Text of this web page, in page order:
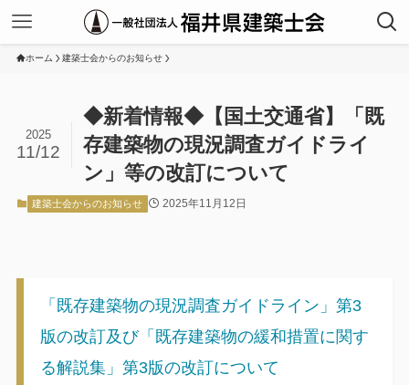
ホーム 建築士会からのお知らせ
◆新着情報◆【国土交通省】「既
存建築物の現況調査ガイドライ
ン」等の改訂について
2025
11/12
建築士会からのお知らせ 2025年11月12日
「既存建築物の現況調査ガイドライン」第3
版の改訂及び「既存建築物の緩和措置に関す
る解説集」第3版の改訂について